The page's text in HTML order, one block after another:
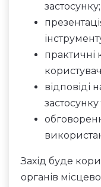
застосунку;
практичні
відповіді
Захід буде
органів